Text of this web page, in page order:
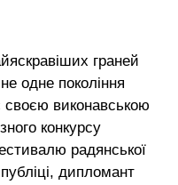
граней
одне покоління
своєю виконавською
конкурсу
радянської
дипломант